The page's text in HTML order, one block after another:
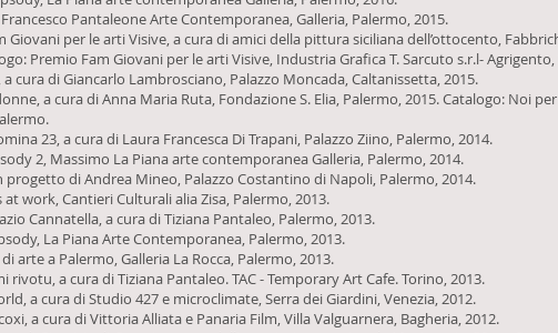
Pantaleone Arte Contemporanea, Galleria, Palermo, 2015.
Giovani per le arti Visive, a cura di amici della pittura siciliana dell’ottocento,
Premio Fam Giovani per le arti Visive, Industria Grafica T. Sarcuto s.r.l- Agrigento,
a cura di Giancarlo Lambrosciano, Palazzo Moncada, Caltanissetta, 2015.
a cura di Anna Maria Ruta, Fondazione S. Elia, Palermo, 2015. Catalogo: Noi
23, a cura di Laura Francesca Di Trapani, Palazzo Ziino, Palermo, 2014.
2, Massimo La Piana arte contemporanea Galleria, Palermo, 2014.
progetto di Andrea Mineo, Palazzo Costantino di Napoli, Palermo, 2014.
at work, Cantieri Culturali alia Zisa, Palermo, 2013.
Cannatella, a cura di Tiziana Pantaleo, Palermo, 2013.
La Piana Arte Contemporanea, Palermo, 2013.
arte a Palermo, Galleria La Rocca, Palermo, 2013.
rivotu, a cura di Tiziana Pantaleo. TAC - Temporary Art Cafe. Torino, 2013.
a cura di Studio 427 e microclimate, Serra dei Giardini, Venezia, 2012.
a cura di Vittoria Alliata e Panaria Film, Villa Valguarnera, Bagheria, 2012.